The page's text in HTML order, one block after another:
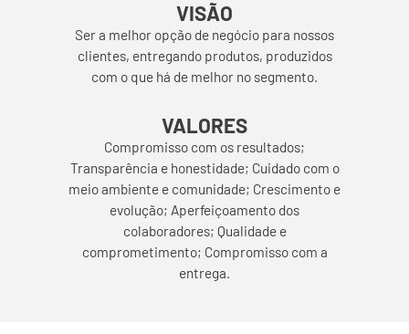
VISÃO
Ser a melhor opção de negócio para nossos
clientes, entregando produtos, produzidos
com o que há de melhor no segmento.
VALORES
Compromisso com os resultados;
Transparência e honestidade; Cuidado com o
meio ambiente e comunidade; Crescimento e
evolução; Aperfeiçoamento dos
colaboradores; Qualidade e
comprometimento; Compromisso com a
entrega.